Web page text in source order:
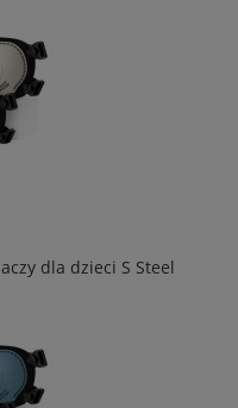
dla dzieci S Steel